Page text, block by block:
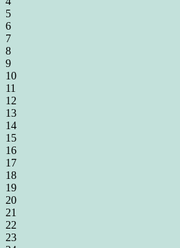
5
6
7
8
9
10
11
12
13
14
15
16
17
18
19
20
21
22
23